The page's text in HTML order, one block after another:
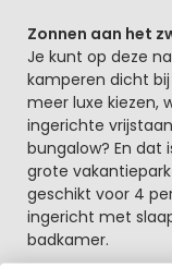
Zonnen aan het
Je kunt op deze
kamperen dicht
meer luxe kiezen,
ingerichte
bungalow? En dat
grote vakantiepark
geschikt voor 4
ingericht met
badkamer.